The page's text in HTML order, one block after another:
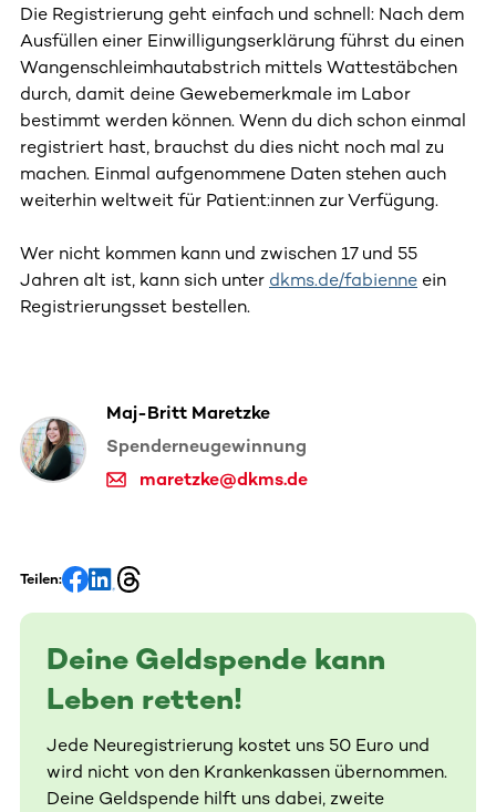
Die Registrierung geht einfach und schnell: Nach dem
Ausfüllen einer Einwilligungserklärung führst du einen
Wangenschleimhautabstrich mittels Wattestäbchen
durch, damit deine Gewebemerkmale im Labor
bestimmt werden können. Wenn du dich schon einmal
registriert hast, brauchst du dies nicht noch mal zu
machen. Einmal aufgenommene Daten stehen auch
weiterhin weltweit für Patient:innen zur Verfügung.
Wer nicht kommen kann und zwischen 17 und 55
Jahren alt ist, kann sich unter dkms.de/fabienne ein
Registrierungsset bestellen.
Maj-Britt Maretzke
Spenderneugewinnung
maretzke@dkms.de
Teilen:
Deine Geldspende kann
Leben retten!
Jede Neuregistrierung kostet uns 50 Euro und
wird nicht von den Krankenkassen übernommen.
Deine Geldspende hilft uns dabei, zweite